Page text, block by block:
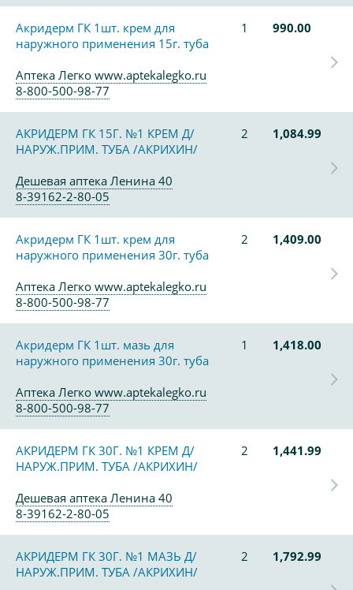
Акридерм ГК 1шт. крем для
наружного применения 15г. туба
1 990.00
Аптека Легко www.aptekalegko.ru
8-800-500-98-77
АКРИДЕРМ ГК 15Г. №1 КРЕМ Д/
НАРУЖ.ПРИМ. ТУБА /АКРИХИН/
2 1,084.99
Дешевая аптека Ленина 40
8-39162-2-80-05
Акридерм ГК 1шт. крем для
наружного применения 30г. туба
2 1,409.00
Аптека Легко www.aptekalegko.ru
8-800-500-98-77
Акридерм ГК 1шт. мазь для
наружного применения 30г. туба
1 1,418.00
Аптека Легко www.aptekalegko.ru
8-800-500-98-77
АКРИДЕРМ ГК 30Г. №1 КРЕМ Д/
НАРУЖ.ПРИМ. ТУБА /АКРИХИН/
2 1,441.99
Дешевая аптека Ленина 40
8-39162-2-80-05
АКРИДЕРМ ГК 30Г. №1 МАЗЬ Д/
НАРУЖ.ПРИМ. ТУБА /АКРИХИН/
2 1,792.99